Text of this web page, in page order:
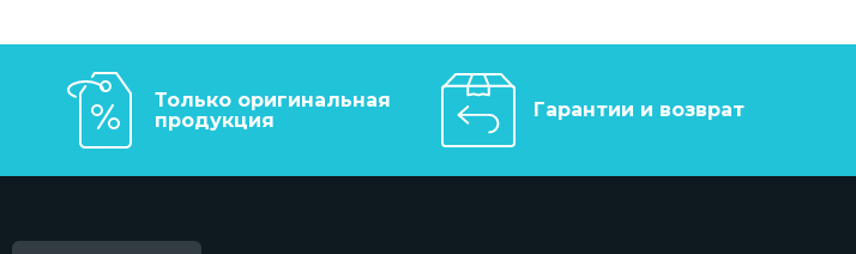
Только оригинальная
продукция
Гарантии и возврат